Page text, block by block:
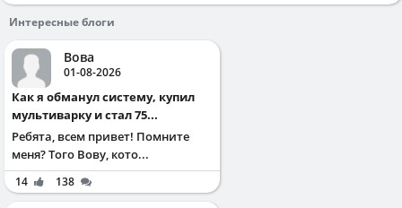
Интересные блоги
Вова
01-08-2026
Как я обманул систему, купил
мультиварку и стал 75...
Ребята, всем привет! Помните
меня? Того Вову, кото...
14 138